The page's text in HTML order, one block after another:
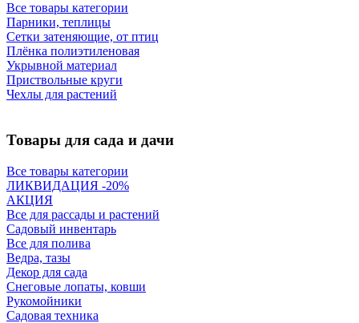
Все товары категории
Парники, теплицы
Сетки затеняющие, от птиц
Плёнка полиэтиленовая
Укрывной материал
Приствольные круги
Чехлы для растений
Товары для сада и дачи
Все товары категории
ЛИКВИДАЦИЯ -20%
АКЦИЯ
Все для рассады и растений
Садовый инвентарь
Все для полива
Ведра, тазы
Декор для сада
Снеговые лопаты, ковши
Рукомойники
Садовая техника